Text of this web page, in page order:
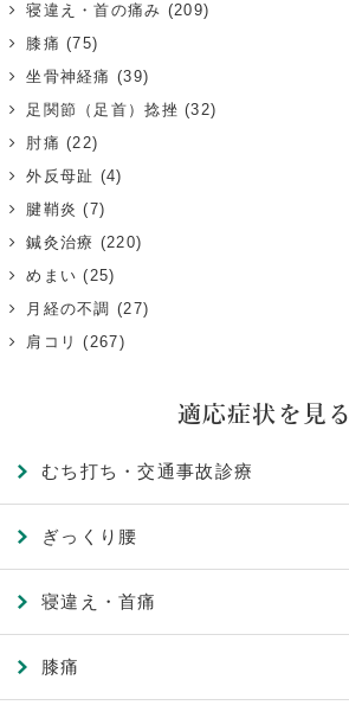
寝違え・首の痛み (209)
膝痛 (75)
坐骨神経痛 (39)
足関節（足首）捻挫 (32)
肘痛 (22)
外反母趾 (4)
腱鞘炎 (7)
鍼灸治療 (220)
めまい (25)
月経の不調 (27)
肩コリ (267)
適応症状を見る
むち打ち・交通事故診療
ぎっくり腰
寝違え・首痛
膝痛